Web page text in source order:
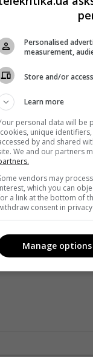
со
студия
!
Personalised
measurement,
Store and/or
Learn more
personal data will be
unique
by and shared
We and our partners
vendors may
which you can
a link at the bottom of
consent in
Manage options